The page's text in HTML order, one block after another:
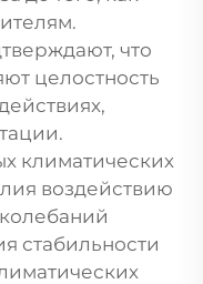
что
целостность
климатических
воздействию
стабильности